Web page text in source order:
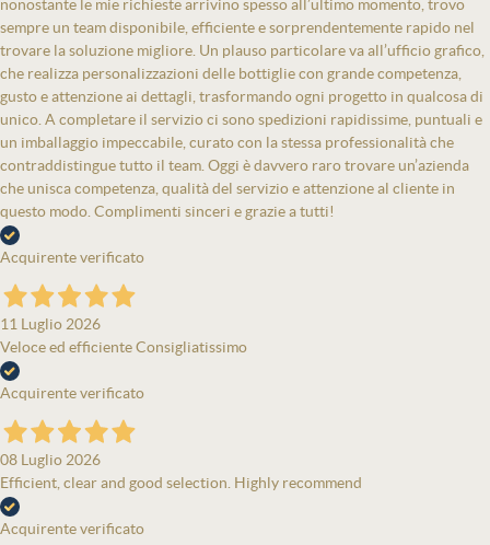
nonostante le mie richieste arrivino spesso all’ultimo momento, trovo
sempre un team disponibile, efficiente e sorprendentemente rapido nel
trovare la soluzione migliore. Un plauso particolare va all’ufficio grafico,
che realizza personalizzazioni delle bottiglie con grande competenza,
gusto e attenzione ai dettagli, trasformando ogni progetto in qualcosa di
unico. A completare il servizio ci sono spedizioni rapidissime, puntuali e
un imballaggio impeccabile, curato con la stessa professionalità che
contraddistingue tutto il team. Oggi è davvero raro trovare un’azienda
che unisca competenza, qualità del servizio e attenzione al cliente in
questo modo. Complimenti sinceri e grazie a tutti!
Acquirente verificato
11 Luglio 2026
Veloce ed efficiente Consigliatissimo
Acquirente verificato
08 Luglio 2026
Efficient, clear and good selection. Highly recommend
Acquirente verificato